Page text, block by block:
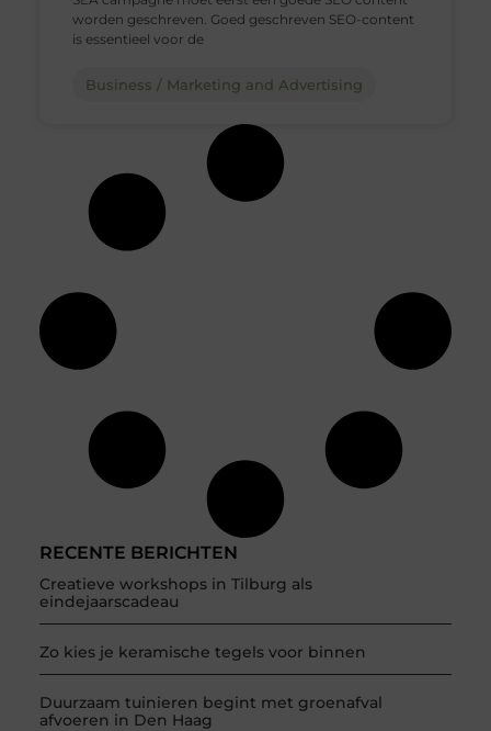
RECENTE BERICHTEN
Creatieve workshops in Tilburg als
eindejaarscadeau
Zo kies je keramische tegels voor binnen
Duurzaam tuinieren begint met groenafval
afvoeren in Den Haag
worden geschreven. Goed geschreven SEO-content
is essentieel voor de
Business / Marketing and Advertising